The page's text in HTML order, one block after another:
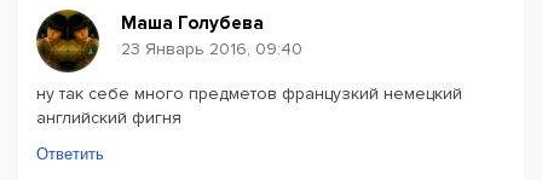
Маша Голубева
23 Январь 2016, 09:40
ну так себе много предметов французкий немецкий
английский фигня
Ответить